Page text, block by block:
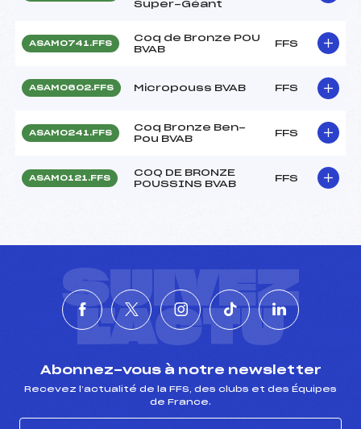
Super-Géant
ASAM0741.FFS
Coq de Bronze POU
BVAB
FFS
ASAM0602.FFS Micropouss BVAB FFS
ASAM0241.FFS
Coq Bronze Ben-
Pou BVAB
FFS
ASAM0121.FFS
COQ DE BRONZE
POUSSINS BVAB
FFS
SUIVEZ
L'ACTU
Abonnez-vous à notre newsletter
Recevez l’actualité de la FFS, des clubs et des Équipes
de France.